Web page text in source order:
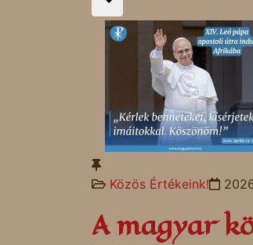
Közös Értékeink!
A magyar